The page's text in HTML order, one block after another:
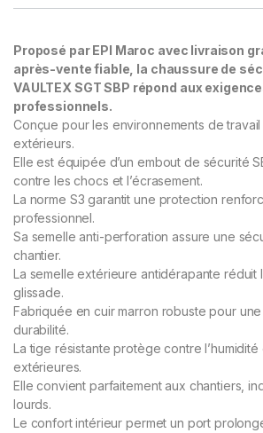
Proposé par EPI Maroc avec livraison
après-vente fiable, la chaussure de
VAULTEX SGT SBP répond aux
professionnels.
Conçue pour les environnements de
extérieurs.
Elle est équipée d’un embout de sécurité
contre les chocs et l’écrasement.
La norme S3 garantit une protection
professionnel.
Sa semelle anti-perforation assure une
chantier.
La semelle extérieure antidérapante réduit
glissade.
Fabriquée en cuir marron robuste pour
durabilité.
La tige résistante protège contre l’humidité
extérieures.
Elle convient parfaitement aux chantiers,
lourds.
Le confort intérieur permet un port